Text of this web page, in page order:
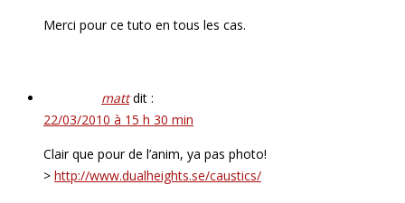
Merci pour ce tuto en tous les cas.
matt dit :
22/03/2010 à 15 h 30 min
Clair que pour de l’anim, ya pas photo!
> http://www.dualheights.se/caustics/